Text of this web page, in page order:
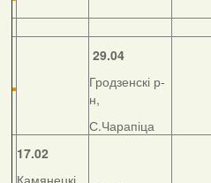
29.04
Гродзенскі р-
н,
С.Чарапіца
17.02
Камянецкі